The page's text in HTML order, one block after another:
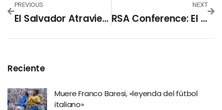
PREVIOUS
El Salvador Atraviesa Quinta Ola De Contagios De Covid-19
NEXT
RSA Conference: El Evento De Ciberseguridad Más Importante Del Mundo
Reciente
Muere Franco Baresi, «leyenda del fútbol
italiano»